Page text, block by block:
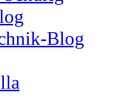
Blog